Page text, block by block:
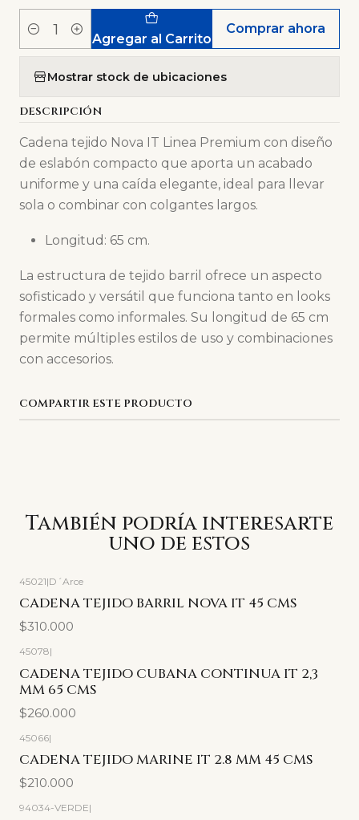
Cantidad Agregar al Carrito
Comprar ahora
Mostrar stock de ubicaciones
DESCRIPCIÓN
Cadena tejido Nova IT Linea Premium con diseño
de eslabón compacto que aporta un acabado
uniforme y una caída elegante, ideal para llevar
sola o combinar con colgantes largos.
Longitud: 65 cm.
La estructura de tejido barril ofrece un aspecto
sofisticado y versátil que funciona tanto en looks
formales como informales. Su longitud de 65 cm
permite múltiples estilos de uso y combinaciones
con accesorios.
COMPARTIR ESTE PRODUCTO
También podría interesarte
uno de estos
45021|D´Arce
CADENA TEJIDO BARRIL NOVA IT 45 CMS
$310.000
45078|
CADENA TEJIDO CUBANA CONTINUA IT 2,3
MM 65 CMS
$260.000
45066|
CADENA TEJIDO MARINE IT 2.8 MM 45 CMS
$210.000
94034-VERDE|